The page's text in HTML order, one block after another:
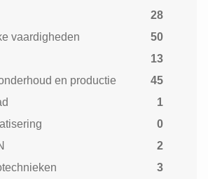
28
vaardigheden
50
13
en productie
45
1
0
2
3